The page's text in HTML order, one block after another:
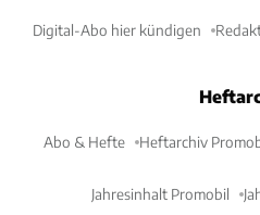
Digital-Abo hier kündigen
Abo & Hefte Heftarchiv
Jahresinhalt Promobil